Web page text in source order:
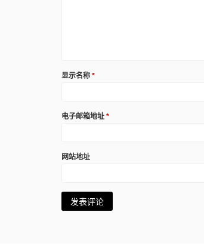
显示名称 *
电子邮箱地址 *
网站地址